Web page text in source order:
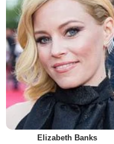
Elizabeth Banks